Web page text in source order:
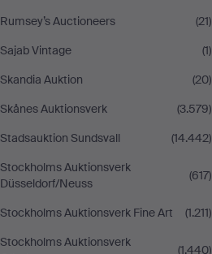
Rumsey’s Auctioneers
(21)
Sajab Vintage
(1)
Skandia Auktion
(20)
Skånes Auktionsverk
(3.579)
Stadsauktion Sundsvall
(14.442)
Stockholms Auktionsverk
Düsseldorf/Neuss
(617)
Stockholms Auktionsverk Fine Art
(1.211)
Stockholms Auktionsverk
(1.440)